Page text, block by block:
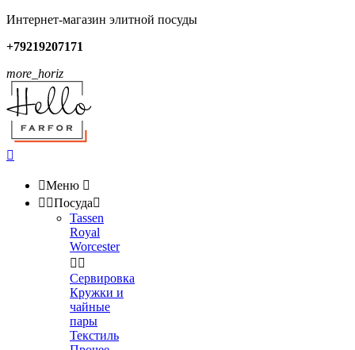
Интернет-магазин элитной посуды
+79219207171
more_horiz

Меню 
 Посуда
Tassen
Royal
Worcester
 
Сервировка
Кружки и
чайные
пары
Текстиль